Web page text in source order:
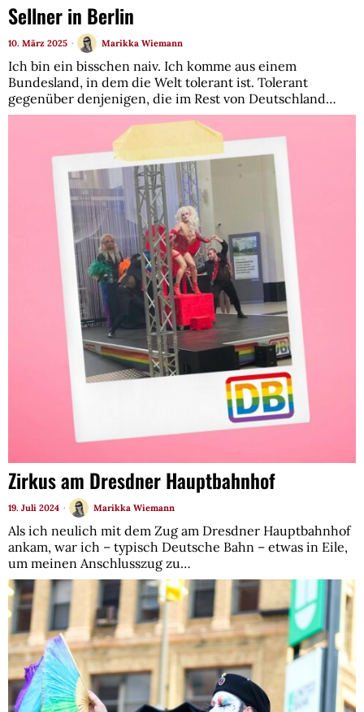
Sellner in Berlin
10. März 2025 Marikka Wiemann
Ich bin ein bisschen naiv. Ich komme aus einem
Bundesland, in dem die Welt tolerant ist. Tolerant
gegenüber denjenigen, die im Rest von Deutschland…
Zirkus am Dresdner Hauptbahnhof
19. Juli 2024 Marikka Wiemann
Als ich neulich mit dem Zug am Dresdner Hauptbahnhof
ankam, war ich – typisch Deutsche Bahn – etwas in Eile,
um meinen Anschlusszug zu…